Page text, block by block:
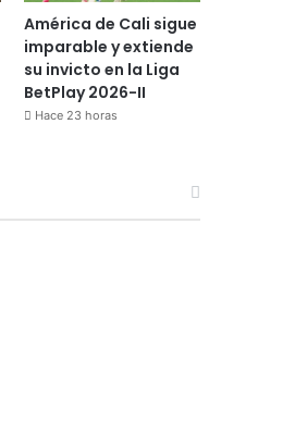
América de Cali sigue
imparable y extiende
su invicto en la Liga
BetPlay 2026-II
Hace 23 horas